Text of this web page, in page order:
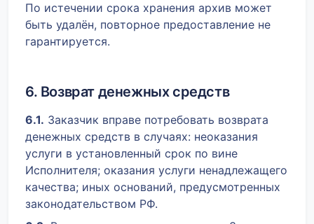
По истечении срока хранения архив может
быть удалён, повторное предоставление не
гарантируется.
6. Возврат денежных средств
6.1. Заказчик вправе потребовать возврата
денежных средств в случаях: неоказания
услуги в установленный срок по вине
Исполнителя; оказания услуги ненадлежащего
качества; иных оснований, предусмотренных
законодательством РФ.